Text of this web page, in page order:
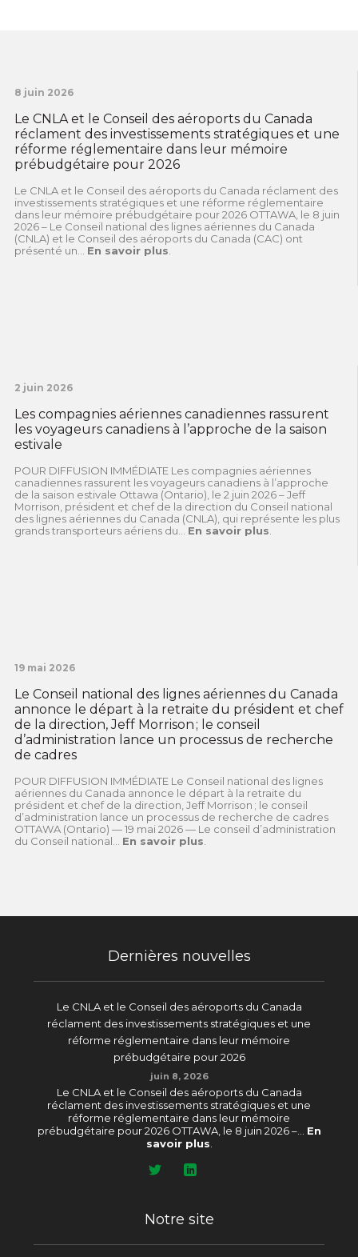
8 juin 2026
Le CNLA et le Conseil des aéroports du Canada
réclament des investissements stratégiques et une
réforme réglementaire dans leur mémoire
prébudgétaire pour 2026
Le CNLA et le Conseil des aéroports du Canada réclament des
investissements stratégiques et une réforme réglementaire
dans leur mémoire prébudgétaire pour 2026 OTTAWA, le 8 juin
2026 – Le Conseil national des lignes aériennes du Canada
(CNLA) et le Conseil des aéroports du Canada (CAC) ont
présenté un... En savoir plus
2 juin 2026
Les compagnies aériennes canadiennes rassurent
les voyageurs canadiens à l’approche de la saison
estivale
POUR DIFFUSION IMMÉDIATE Les compagnies aériennes
canadiennes rassurent les voyageurs canadiens à l’approche
de la saison estivale Ottawa (Ontario), le 2 juin 2026 – Jeff
Morrison, président et chef de la direction du Conseil national
des lignes aériennes du Canada (CNLA), qui représente les plus
grands transporteurs aériens du... En savoir plus
19 mai 2026
Le Conseil national des lignes aériennes du Canada
annonce le départ à la retraite du président et chef
de la direction, Jeff Morrison ; le conseil
d’administration lance un processus de recherche
de cadres
POUR DIFFUSION IMMÉDIATE Le Conseil national des lignes
aériennes du Canada annonce le départ à la retraite du
président et chef de la direction, Jeff Morrison ; le conseil
d’administration lance un processus de recherche de cadres
OTTAWA (Ontario) — 19 mai 2026 — Le conseil d’administration
du Conseil national... En savoir plus
Dernières nouvelles
Le CNLA et le Conseil des aéroports du Canada
réclament des investissements stratégiques et une
réforme réglementaire dans leur mémoire
prébudgétaire pour 2026
juin 8, 2026
Le CNLA et le Conseil des aéroports du Canada
réclament des investissements stratégiques et une
réforme réglementaire dans leur mémoire
prébudgétaire pour 2026 OTTAWA, le 8 juin 2026 –... En
savoir plus
Notre site